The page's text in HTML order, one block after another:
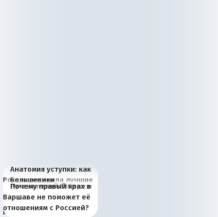
Анатомия уступки: как
Россия потеряла лучшие
рыбопромысловые
районы Баренцева
моря
Большевики
отличаются от «Яблока»
тем, что они -
победители
Киевская марионетка
Запада рассказала о
«переобувании» хозяев
В России назрели
перемены: 15 шагов к
суверенной экономике
Миграционный пожар
Европы
Россия начинает
сбрасывать балласт
Анкориджа
Россия зимой 1904
года: первые уступки во
внутренней политике
Русская нация вчера и
сегодня
Почему правый крах в
Варшаве не поможет её
отношениям с Россией?